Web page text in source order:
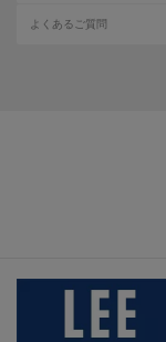
よくあるご質問